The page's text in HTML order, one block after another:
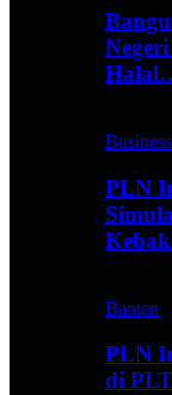
Business
PLN
Banten
PLN
di